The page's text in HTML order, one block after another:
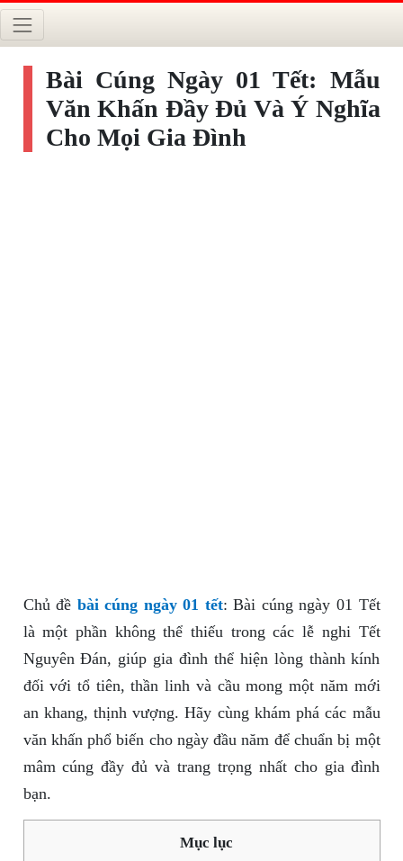
Bài Cúng Ngày 01 Tết: Mẫu
Văn Khấn Đầy Đủ Và Ý Nghĩa
Cho Mọi Gia Đình
Chủ đề bài cúng ngày 01 tết: Bài cúng ngày 01 Tết
là một phần không thể thiếu trong các lễ nghi Tết
Nguyên Đán, giúp gia đình thể hiện lòng thành kính
đối với tổ tiên, thần linh và cầu mong một năm mới
an khang, thịnh vượng. Hãy cùng khám phá các mẫu
văn khấn phổ biến cho ngày đầu năm để chuẩn bị một
mâm cúng đầy đủ và trang trọng nhất cho gia đình
bạn.
Mục lục